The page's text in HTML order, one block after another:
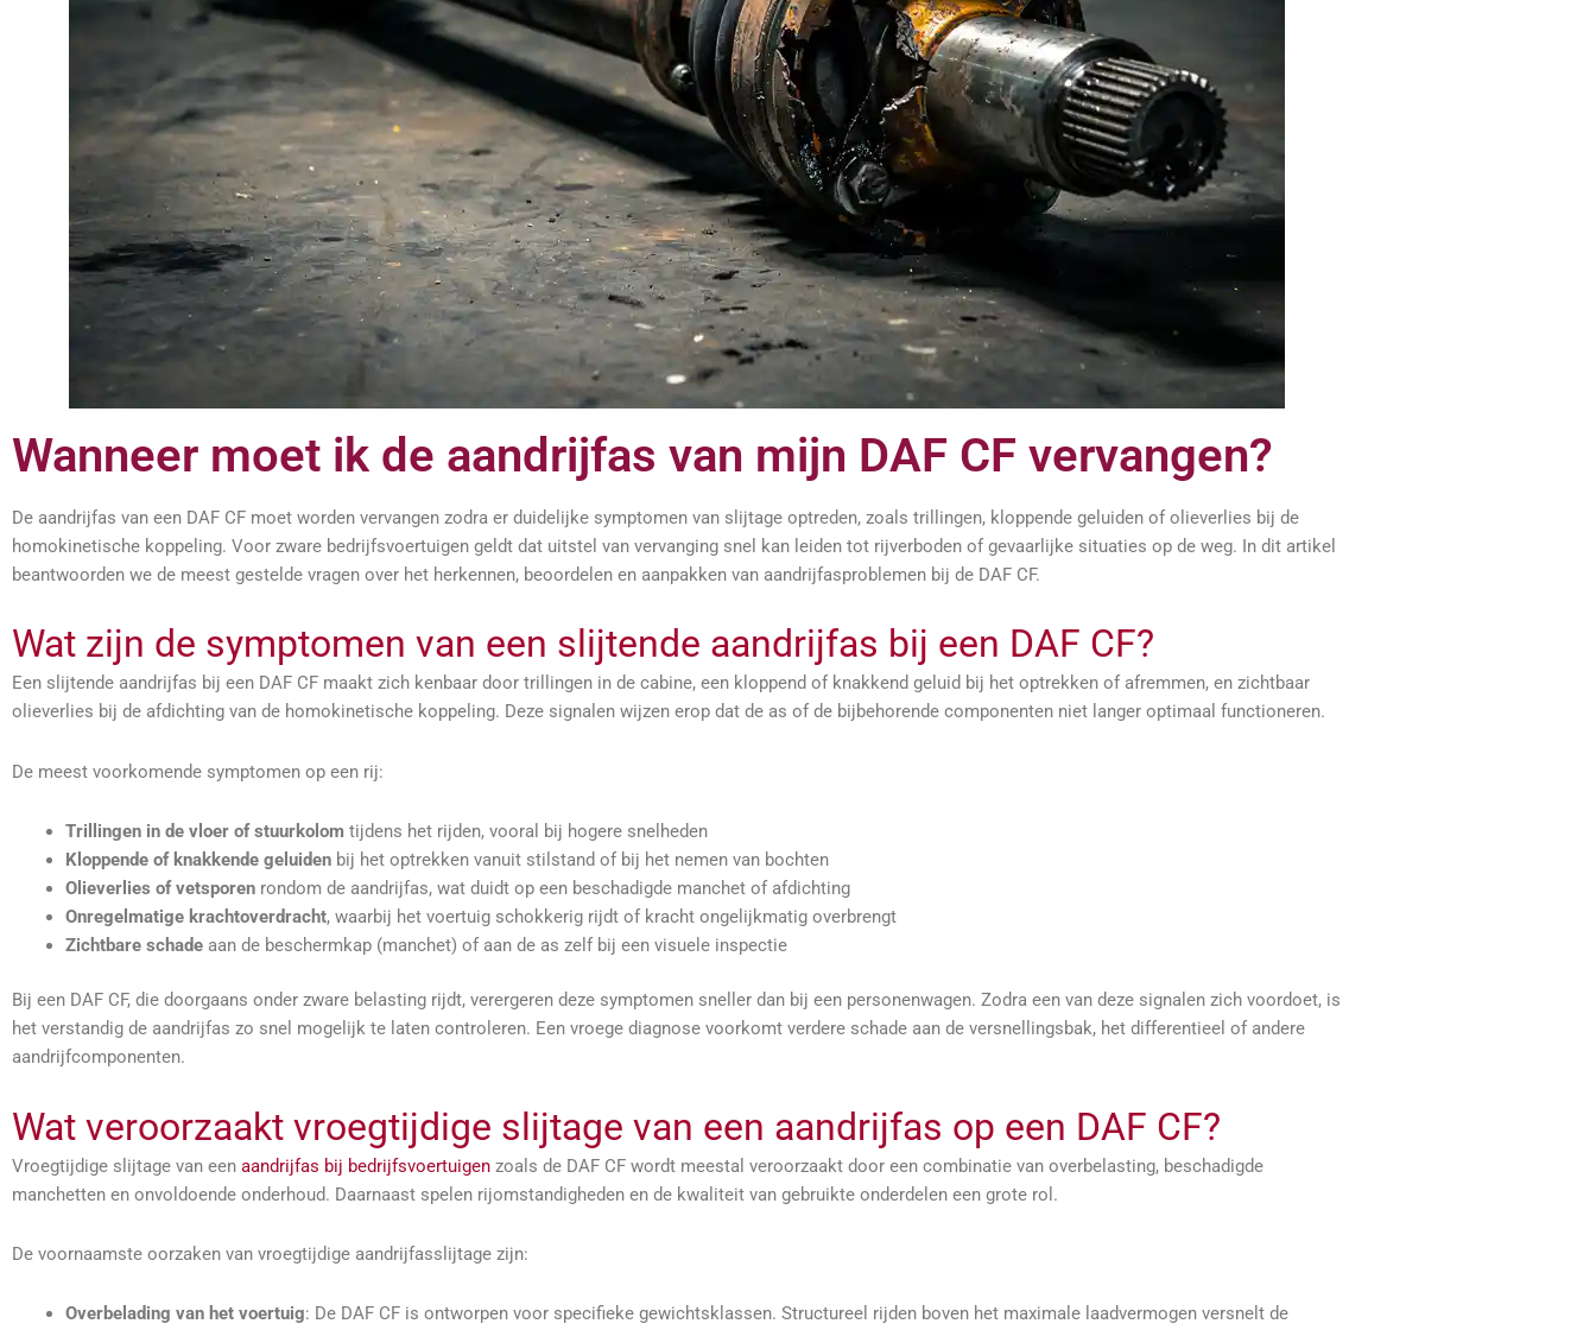
Wanneer moet ik de aandrijfas van mijn DAF CF vervangen?
De aandrijfas van een DAF CF moet worden vervangen zodra er duidelijke symptomen van slijtage optreden, zoals trillingen, kloppende geluiden of olieverlies bij de
homokinetische koppeling. Voor zware bedrijfsvoertuigen geldt dat uitstel van vervanging snel kan leiden tot rijverboden of gevaarlijke situaties op de weg. In dit artikel
beantwoorden we de meest gestelde vragen over het herkennen, beoordelen en aanpakken van aandrijfasproblemen bij de DAF CF.
Wat zijn de symptomen van een slijtende aandrijfas bij een DAF CF?
Een slijtende aandrijfas bij een DAF CF maakt zich kenbaar door trillingen in de cabine, een kloppend of knakkend geluid bij het optrekken of afremmen, en zichtbaar
olieverlies bij de afdichting van de homokinetische koppeling. Deze signalen wijzen erop dat de as of de bijbehorende componenten niet langer optimaal functioneren.
De meest voorkomende symptomen op een rij:
Trillingen in de vloer of stuurkolom tijdens het rijden, vooral bij hogere snelheden
Kloppende of knakkende geluiden bij het optrekken vanuit stilstand of bij het nemen van bochten
Olieverlies of vetsporen rondom de aandrijfas, wat duidt op een beschadigde manchet of afdichting
Onregelmatige krachtoverdracht, waarbij het voertuig schokkerig rijdt of kracht ongelijkmatig overbrengt
Zichtbare schade aan de beschermkap (manchet) of aan de as zelf bij een visuele inspectie
Bij een DAF CF, die doorgaans onder zware belasting rijdt, verergeren deze symptomen sneller dan bij een personenwagen. Zodra een van deze signalen zich voordoet, is
het verstandig de aandrijfas zo snel mogelijk te laten controleren. Een vroege diagnose voorkomt verdere schade aan de versnellingsbak, het differentieel of andere
aandrijfcomponenten.
Wat veroorzaakt vroegtijdige slijtage van een aandrijfas op een DAF CF?
Vroegtijdige slijtage van een aandrijfas bij bedrijfsvoertuigen zoals de DAF CF wordt meestal veroorzaakt door een combinatie van overbelasting, beschadigde
manchetten en onvoldoende onderhoud. Daarnaast spelen rijomstandigheden en de kwaliteit van gebruikte onderdelen een grote rol.
De voornaamste oorzaken van vroegtijdige aandrijfasslijtage zijn:
Overbelading van het voertuig: De DAF CF is ontworpen voor specifieke gewichtsklassen. Structureel rijden boven het maximale laadvermogen versnelt de